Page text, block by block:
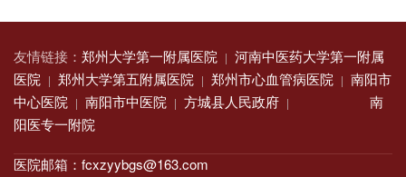
友情链接： 郑州大学第一附属医院 | 河南中医药大学第一附属
医院 | 郑州大学第五附属医院 | 郑州市心血管病医院 | 南阳市
中心医院 | 南阳市中医院 | 方城县人民政府 |
南
阳医专一附院
医院邮箱：fcxzyybgs@163.com